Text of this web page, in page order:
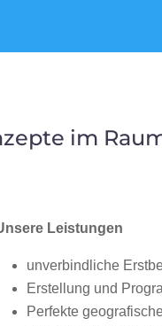
im
Leistungen
unverbindliche
Erstellung und
Perfekte